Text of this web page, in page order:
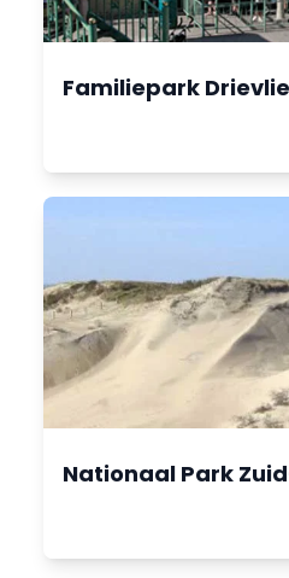
Familiepark
Nationaal Park